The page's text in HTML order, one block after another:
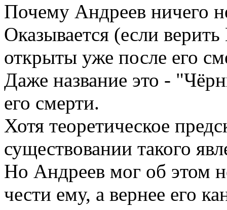
Почему Андреев ничего
Оказывается (если
открыты уже после его
Даже название это -
его смерти.
Хотя теоретическое
существовании такого
Но Андреев мог об этом
чести ему, а вернее его